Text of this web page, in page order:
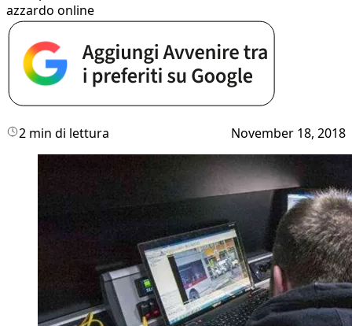
azzardo online
2 min di lettura November 18, 2018